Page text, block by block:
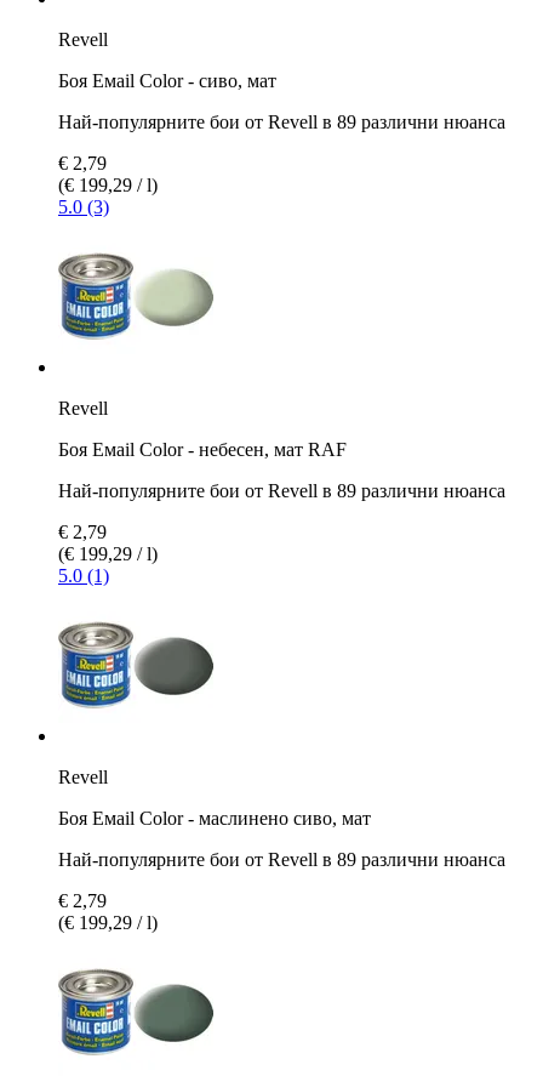
Revell
Боя Емаil Color - сиво, мат
Най-популярните бои от Revell в 89 различни нюанса
€ 2,79
(€ 199,29 / l)
5.0 (3)
Revell
Боя Емаil Color - небесен, мат RAF
Най-популярните бои от Revell в 89 различни нюанса
€ 2,79
(€ 199,29 / l)
5.0 (1)
Revell
Боя Емаil Color - маслинено сиво, мат
Най-популярните бои от Revell в 89 различни нюанса
€ 2,79
(€ 199,29 / l)